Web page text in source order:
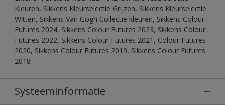
Kleuren, Sikkens Kleurselectie Grijzen, Sikkens Kleurselectie
Witten, Sikkens Van Gogh Collectie kleuren, Sikkens Colour
Futures 2024, Sikkens Colour Futures 2023, Sikkens Colour
Futures 2022, Sikkens Colour Futures 2021, Colour Futures
2020, Sikkens Colour Futures 2019, Sikkens Colour Futures
2018
Systeeminformatie